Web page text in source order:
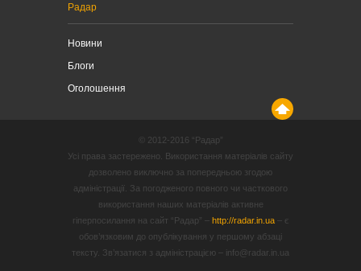
Радар
Новини
Блоги
Оголошення
© 2012-2016 “Радар”
Усі права застережено. Використання матеріалів сайту
дозволено виключно за попередньою згодою
адміністрації. За погодженого повного чи часткового
використання наших матеріалів активне
гіперпосилання на сайт “Радар” – http://radar.in.ua– є
обов’язковим до опублікування у першому абзаці
тексту. Зв’язатися з адміністрацією – info@radar.in.ua